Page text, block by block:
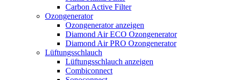
Carbon Active Filter
Ozongenerator
Ozongenerator anzeigen
Diamond Air ECO Ozongenerator
Diamond Air PRO Ozongenerator
Lüftungsschlauch
Lüftungsschlauch anzeigen
Combiconnect